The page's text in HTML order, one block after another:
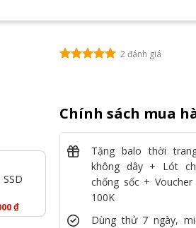
2 đánh giá
₫
Chính sách mua
Tặng balo thời
không dây + Lót
chống sốc + Voucher
100K
Dùng thử 7 ngày,